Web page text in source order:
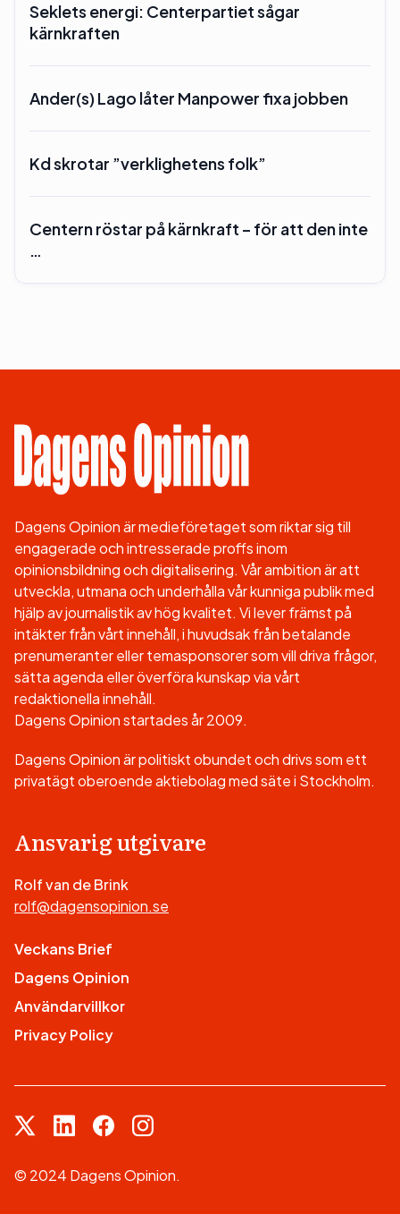
Seklets energi: Centerpartiet sågar
kärnkraften
Ander(s) Lago låter Manpower fixa jobben
Kd skrotar ”verklighetens folk”
Centern röstar på kärnkraft – för att den inte
…
Dagens Opinion är medieföretaget som riktar sig till
engagerade och intresserade proffs inom
opinionsbildning och digitalisering. Vår ambition är att
utveckla, utmana och underhålla vår kunniga publik med
hjälp av journalistik av hög kvalitet. Vi lever främst på
intäkter från vårt innehåll, i huvudsak från betalande
prenumeranter eller temasponsorer som vill driva frågor,
sätta agenda eller överföra kunskap via vårt
redaktionella innehåll.
Dagens Opinion startades år 2009.
Dagens Opinion är politiskt obundet och drivs som ett
privatägt oberoende aktiebolag med säte i Stockholm.
Ansvarig utgivare
Rolf van de Brink
rolf@dagensopinion.se
Veckans Brief
Dagens Opinion
Användarvillkor
Privacy Policy
© 2024 Dagens Opinion.